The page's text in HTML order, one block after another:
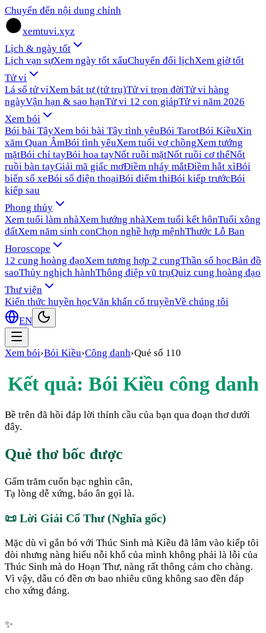
Chuyển đến nội dung chính
xemtuvi.xyz
Lịch & ngày tốt
Lịch vạn sựXem ngày tốt xấuChuyển đổi lịchXem giờ tốt
Tử vi
Lá số tử viXem bát tự (tứ trụ)Tử vi trọn đờiTử vi hàng
ngàyVận hạn & sao hạnTử vi 12 con giápTử vi năm 2026
Xem bói
Bói bài TâyXem bói bài Tây tình yêuBói TarotBói KiềuXin
xăm Quan ÂmBói tình yêuXem tuổi vợ chồngXem tướng
mặtBói chỉ tayBói hoa tayNốt ruồi mặtNốt ruồi cơ thểNốt
ruồi bàn tayGiải mã giấc mơĐiềm nháy mắtĐiềm hắt xìBói
biển số xeBói số điện thoạiBói điểm thiBói kiếp trướcBói
kiếp sau
Phong thủy
Xem tuổi làm nhàXem hướng nhàXem tuổi kết hônTuổi xông
đấtXem năm sinh conChọn nghề hợp mệnhThước Lỗ Ban
Horoscope
12 cung hoàng đạoXem tương hợp 2 cungThần số họcBản đồ
saoThủy nghịch hànhThông điệp vũ trụQuiz cung hoàng đạo
Thư viện
Kiến thức huyền họcVăn khấn cổ truyềnVề chúng tôi
EN
Xem bói›Bói Kiều›Công danh›Quẻ số 110
Kết quả: Bói Kiều công danh
Bề trên đã hồi đáp lời thỉnh cầu của bạn qua đoạn thơ dưới
đây.
Quẻ thơ bốc được
Gấm trăm cuốn bạc nghìn cân,
Tạ lòng dễ xứng, báo ân gọi là.
📜 Lời Giải Cổ Thư (Nghĩa gốc)
Mặc dù vì gắn bó với Thúc Sinh mà Kiều đã lâm vào kiếp tôi
đòi nhưng nàng hiểu nỗi khổ của mình không phải là lỗi của
Thúc Sinh mà do Hoạn Thư, nàng rất thông cảm cho chàng.
Vì vậy, dẫu có đền ơn bao nhiêu cũng không sao đền đáp
cho xứng đáng.
✨